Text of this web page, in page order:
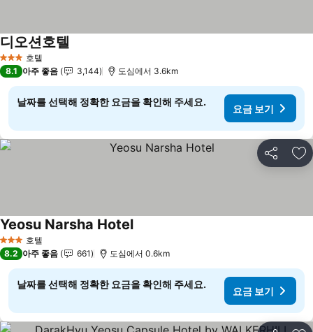
3 성급 호텔
디오션호텔
8.1 아주 좋음 3,144 도심에서 3.6km
날짜를 선택해 정확한 요금을 확인해 주세요.
요금 보기
공유 즐
3 성급 호텔
Yeosu Narsha Hotel
8.2 아주 좋음 661 도심에서 0.6km
날짜를 선택해 정확한 요금을 확인해 주세요.
요금 보기